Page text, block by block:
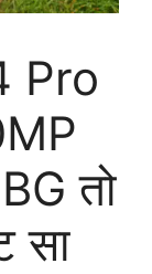
Pro
तो
सा